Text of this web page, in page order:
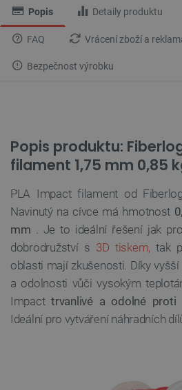
Popis Detaily produktu
FAQ Vrácení zboží a
Bezpečnost výrobku
Popis produktu:
filament 1,75 mm 0,85
PLA Impact filament od
Navinutý na cívce má hmotnost
mm . Je to ideální řešení jak
dobrodružství s 3D tiskem, tak
oblasti mají zkušenosti. Díky
a odolnosti vůči vysokým
Impacttrvanlivé a odolné
Ideální pro vytváření náhradních